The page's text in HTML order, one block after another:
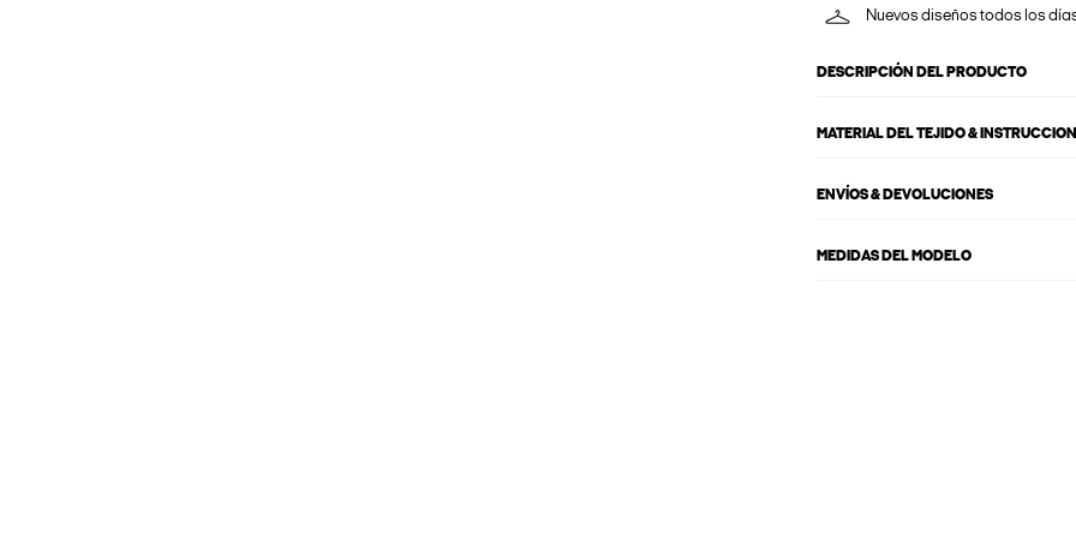
Nuevos diseños todos los
DESCRIPCIÓN DEL PRODUCTO
MATERIAL DEL TEJIDO &
ENVÍOS & DEVOLUCIONES
MEDIDAS DEL MODELO